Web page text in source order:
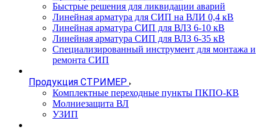
Быстрые решения для ликвидации аварий
Линейная арматура для СИП на ВЛИ 0,4 кВ
Линейная арматура СИП для ВЛЗ 6-10 кВ
Линейная арматура СИП для ВЛЗ 6-35 кВ
Специализированный инструмент для монтажа и
ремонта СИП
Продукция СТРИМЕР
Комплектные переходные пункты ПКПО-КВ
Молниезащита ВЛ
УЗИП